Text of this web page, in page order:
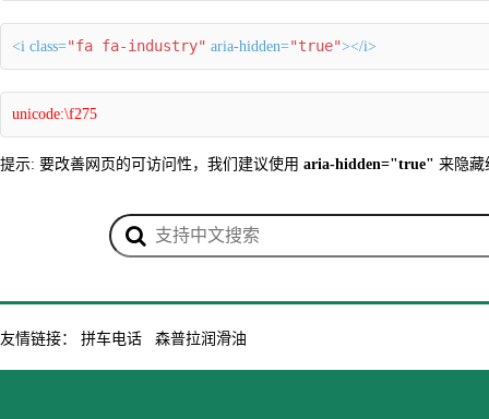
<i class="fa fa-industry" aria-hidden="true"></i>
unicode:\f275
提示: 要改善网页的可访问性，我们建议使用 aria-hidden="true" 来隐藏
友情链接： 拼车电话 森普拉润滑油